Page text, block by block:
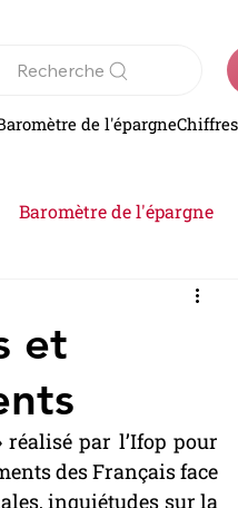
Recherche
de l'épargne
Baromètre de l'épargne
et
réalisé par l’Ifop pour
des Français face
inquiétudes sur la